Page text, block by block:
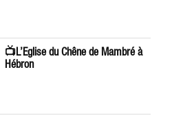
📺L’Eglise du Chêne de Mambré à
Hébron